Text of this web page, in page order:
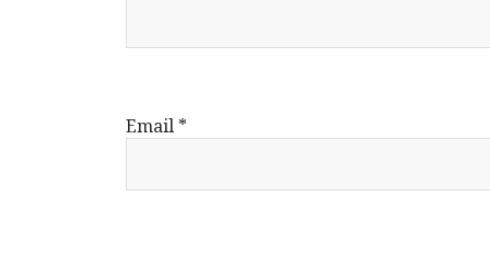
Email *